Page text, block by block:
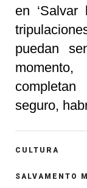
en
puedan
momento,
seguro,
POST
CULTURA
ETIQUETAS
SALVAMENTO